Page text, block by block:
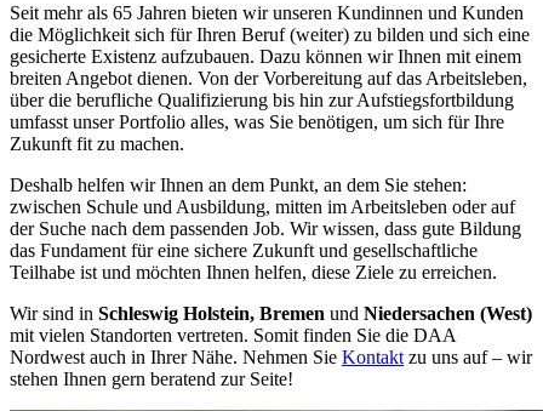
Seit mehr als 65 Jahren bieten wir unseren Kundinnen und Kunden
die Möglichkeit sich für Ihren Beruf (weiter) zu bilden und sich eine
gesicherte Existenz aufzubauen. Dazu können wir Ihnen mit einem
breiten Angebot dienen. Von der Vorbereitung auf das Arbeitsleben,
über die berufliche Qualifizierung bis hin zur Aufstiegsfortbildung
umfasst unser Portfolio alles, was Sie benötigen, um sich für Ihre
Zukunft fit zu machen.
Deshalb helfen wir Ihnen an dem Punkt, an dem Sie stehen:
zwischen Schule und Ausbildung, mitten im Arbeitsleben oder auf
der Suche nach dem passenden Job. Wir wissen, dass gute Bildung
das Fundament für eine sichere Zukunft und gesellschaftliche
Teilhabe ist und möchten Ihnen helfen, diese Ziele zu erreichen.
Wir sind in Schleswig Holstein, Bremen und Niedersachen (West)
mit vielen Standorten vertreten. Somit finden Sie die DAA
Nordwest auch in Ihrer Nähe. Nehmen Sie Kontakt zu uns auf – wir
stehen Ihnen gern beratend zur Seite!